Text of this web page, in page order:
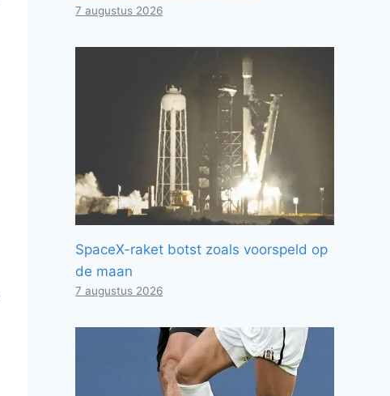
7 augustus 2026
SpaceX-raket botst zoals voorspeld op
de maan
7 augustus 2026